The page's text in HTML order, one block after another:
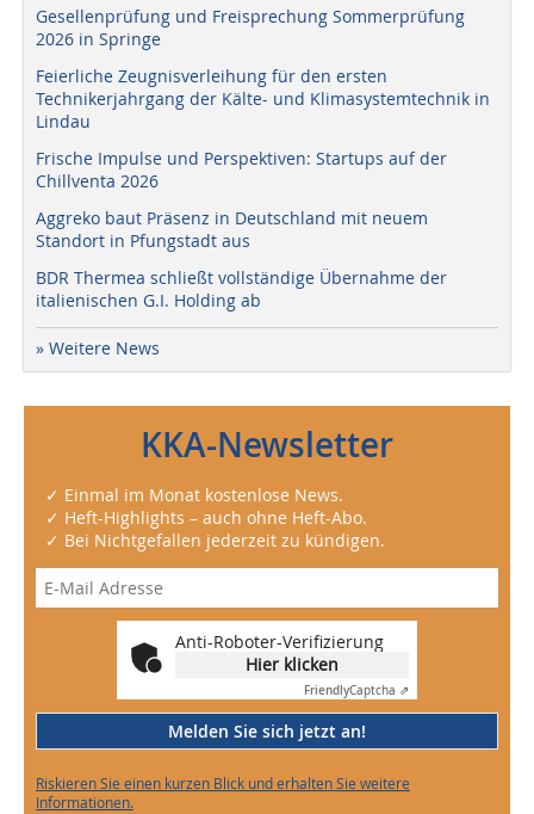
Gesellenprüfung und Freisprechung Sommerprüfung
2026 in Springe
Feierliche Zeugnisverleihung für den ersten
Technikerjahrgang der Kälte- und Klimasystemtechnik in
Lindau
Frische Impulse und Perspektiven: Startups auf der
Chillventa 2026
Aggreko baut Präsenz in Deutschland mit neuem
Standort in Pfungstadt aus
BDR Thermea schließt vollständige Übernahme der
italienischen G.I. Holding ab
» Weitere News
KKA-Newsletter
✓ Einmal im Monat kostenlose News.
✓ Heft-Highlights – auch ohne Heft-Abo.
✓ Bei Nichtgefallen jederzeit zu kündigen.
Anti-Roboter-Verifizierung
Hier klicken
FriendlyCaptcha ⇗
Melden Sie sich jetzt an!
Riskieren Sie einen kurzen Blick und erhalten Sie weitere
Informationen.